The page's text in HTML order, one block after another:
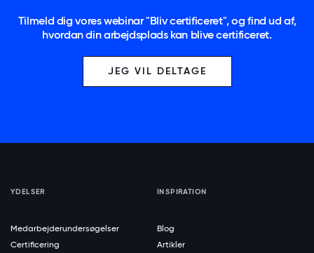
Tilmeld dig vores webinar "Bliv certificeret", og find ud af,
hvordan din arbejdsplads kan blive certificeret.
JEG VIL DELTAGE
YDELSER
Medarbejderundersøgelser
Certificering
INSPIRATION
Blog
Artikler